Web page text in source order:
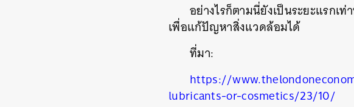
อย่างไรก็ตามนี่ยังเป็นระยะแรกเท่
เพื่อแก้ปัญหาสิ่งแวดล้อมได้
ที่มา:
https://
lubricants-or-cosmetics/23/10/